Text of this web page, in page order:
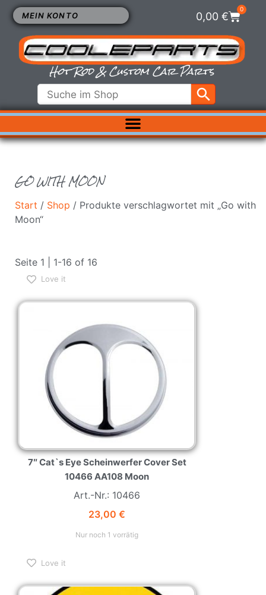
MEIN KONTO 0,00€
0
Hot Rod & Custom Car Parts
ELEKTRIK
INNENRAUM
KÜHLUNG
GO WITH MOON
Start / Shop / Produkte verschlagwortet mit „Go with
Moon“
Seite 1 | 1-16 of 16
Love it
7″ Cat`s Eye Scheinwerfer Cover Set
10466 AA108 Moon
Art.-Nr.: 10466
23,00 €
Nur noch 1 vorrätig
Love it